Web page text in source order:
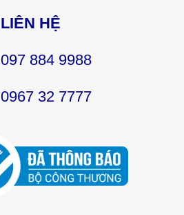
LIÊN HỆ
097 884 9988
0967 32 7777